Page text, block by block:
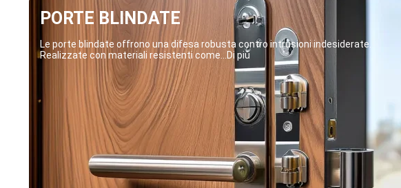
PORTE BLINDATE
Le porte blindate offrono una difesa robusta contro intrusioni indesiderate.
Realizzate con materiali resistenti come...Di più